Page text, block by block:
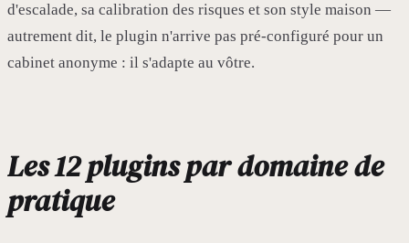
d'escalade, sa calibration des risques et son style maison —
autrement dit, le plugin n'arrive pas pré-configuré pour un
cabinet anonyme : il s'adapte au vôtre.
Les 12 plugins par domaine de
pratique